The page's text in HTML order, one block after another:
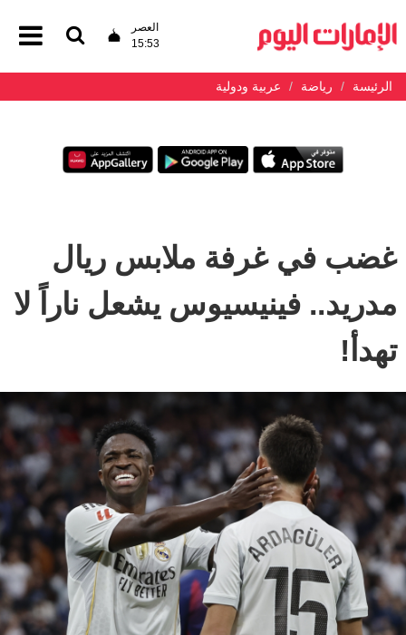
العصر
15:53
الرئيسة رياضة عربية ودولية
غضب في غرفة ملابس ريال
مدريد.. فينيسيوس يشعل ناراً لا
تهدأ!